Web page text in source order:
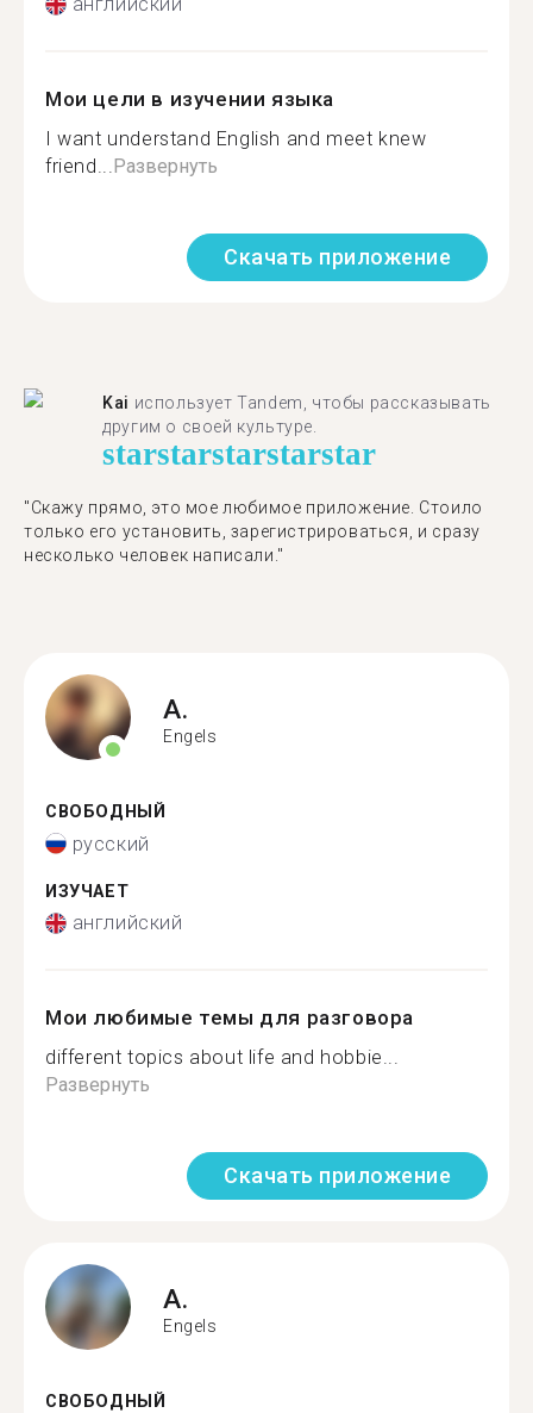
Мои цели в изучении языка
I want understand English and meet knew
friend...Развернуть
Скачать приложение
Kai использует Tandem, чтобы рассказывать
другим о своей культуре.
starstarstarstarstar
"Скажу прямо, это мое любимое приложение. Стоило
только его установить, зарегистрироваться, и сразу
несколько человек написали."
A.
Engels
СВОБОДНЫЙ
русский
ИЗУЧАЕТ
английский
Мои любимые темы для разговора
different topics about life and hobbie...
Развернуть
Скачать приложение
A.
Engels
СВОБОДНЫЙ